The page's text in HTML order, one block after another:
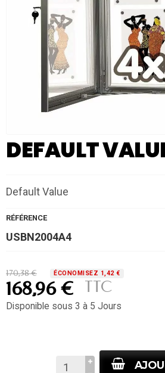
DEFAULT
Default Value
RÉFÉRENCE
USBN2004A4
170,38 € ÉCONOMISEZ 1,42 €
168,96 € TTC
Disponible sous 3 à 5 Jours